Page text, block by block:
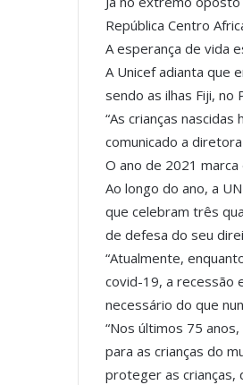
República Centro
A esperança de vida
A Unicef adianta que
sendo as ilhas Fiji,
“As crianças
comunicado a
O ano de 2021 marca
Ao longo do ano, a
que celebram três
de defesa do seu
“Atualmente,
covid-19, a recessão
necessário do que
“Nos últimos 75
para as crianças do
proteger as crianças,